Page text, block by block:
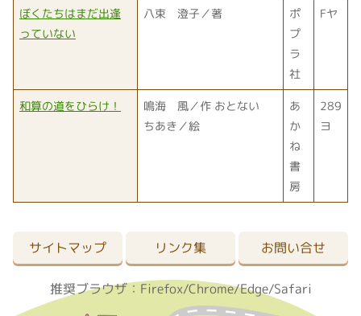
ぼくたちはまだ出逢
っていない
八束 澄子／著
ポ
プ
ラ
社
Fヤ
和算の道をひらけ！
鳴海 風／作 おとない
ちあき／絵
あ
か
ね
書
房
289
ヨ
サイトマップ リンク集 お問い合せ
推奨ブラウザ：Firefox/Chrome/Edge/Safari